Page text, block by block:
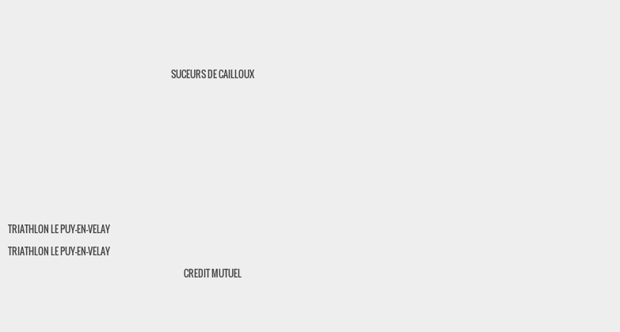
SUCEURS DE CAILLOUX
TRIATHLON LE PUY-EN-VELAY
TRIATHLON LE PUY-EN-VELAY
CREDIT MUTUEL